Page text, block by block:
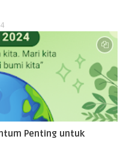
Penting untuk